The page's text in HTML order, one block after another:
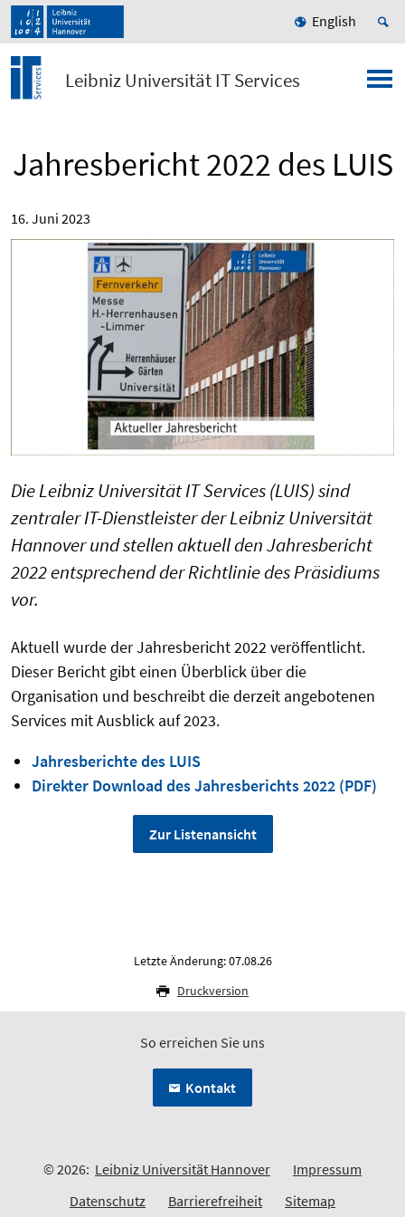
English
Leibniz Universität IT Services
Jahresbericht 2022 des LUIS
16. Juni 2023
Die Leibniz Universität IT Services (LUIS) sind
zentraler IT-Dienstleister der Leibniz Universität
Hannover und stellen aktuell den Jahresbericht
2022 entsprechend der Richtlinie des Präsidiums
vor.
Aktuell wurde der Jahresbericht 2022 veröffentlicht.
Dieser Bericht gibt einen Überblick über die
Organisation und beschreibt die derzeit angebotenen
Services mit Ausblick auf 2023.
Jahresberichte des LUIS
Direkter Download des Jahresberichts 2022 (PDF)
Zur Listenansicht
Letzte Änderung: 07.08.26
Druckversion
So erreichen Sie uns
Kontakt
© 2026: Leibniz Universität Hannover
Impressum
Datenschutz
Barrierefreiheit Sitemap